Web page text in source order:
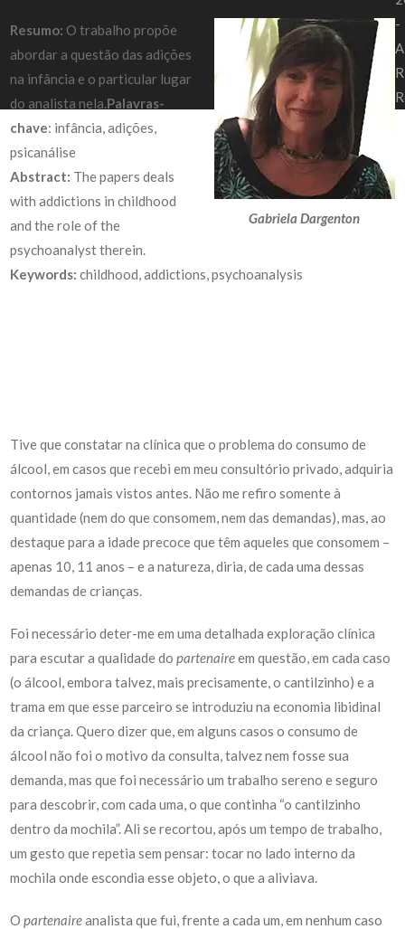
Gabriela Dargenton
Resumo: O trabalho propõe
abordar a questão das adições
na infância e o particular lugar
do analista nela.Palavras-
chave: infância, adições,
psicanálise
Abstract: The papers deals
with addictions in childhood
and the role of the
psychoanalyst therein.
Keywords:childhood, addictions, psychoanalysis
Tive que constatar na clínica que o problema do consumo de
álcool, em casos que recebi em meu consultório privado, adquiria
contornos jamais vistos antes. Não me refiro somente à
quantidade (nem do que consomem, nem das demandas), mas, ao
destaque para a idade precoce que têm aqueles que consomem –
apenas 10, 11 anos – e a natureza, diria, de cada uma dessas
demandas de crianças.
Foi necessário deter-me em uma detalhada exploração clínica
para escutar a qualidade dopartenaireem questão, em cada caso
(o álcool, embora talvez, mais precisamente, o cantilzinho) e a
trama em que esse parceiro se introduziu na economia libidinal
da criança. Quero dizer que, em alguns casos o consumo de
álcool não foi o motivo da consulta, talvez nem fosse sua
demanda, mas que foi necessário um trabalho sereno e seguro
para descobrir, com cada uma, o que continha “o cantilzinho
dentro da mochila”. Ali se recortou, após um tempo de trabalho,
um gesto que repetia sem pensar: tocar no lado interno da
mochila onde escondia esse objeto, o que a aliviava.
Opartenaireanalista que fui, frente a cada um, em nenhum caso
-